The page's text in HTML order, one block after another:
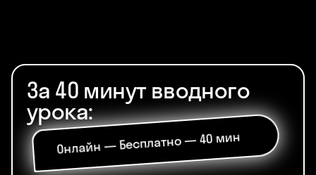
За 40 минут вводного
урока:
Онлайн — Бесплатно — 40 мин